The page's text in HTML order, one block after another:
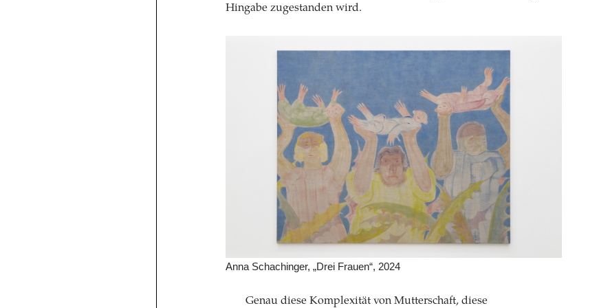
Hingabe zugestanden wird.
Anna Schachinger, „Drei Frauen“, 2024
Genau diese Komplexität von Mutterschaft, diese